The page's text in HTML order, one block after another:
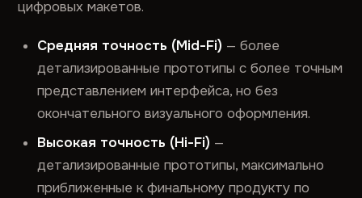
цифровых макетов.
Средняя точность (Mid-Fi) — более
детализированные прототипы с более точным
представлением интерфейса, но без
окончательного визуального оформления.
Высокая точность (Hi-Fi) —
детализированные прототипы, максимально
приближенные к финальному продукту по